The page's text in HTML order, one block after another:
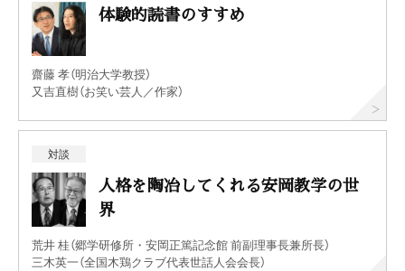
体験的読書のすすめ
齋藤 孝（明治大学教授）
又吉直樹（お笑い芸人／作家）
対談
人格を陶冶してくれる安岡教学の世
界
荒井 桂（郷学研修所・安岡正篤記念館 前副理事長兼所長）
三木英一（全国木鶏クラブ代表世話人会会長）